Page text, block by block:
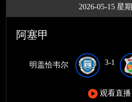
2026-05-15 星
阿塞甲
明盖恰韦尔 3-1
观看直播